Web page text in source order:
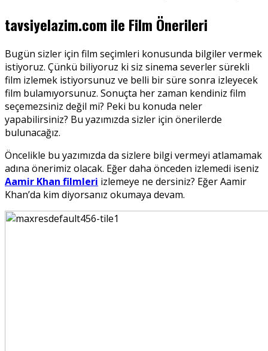
tavsiyelazim.com ile Film Önerileri
Bugün sizler için film seçimleri konusunda bilgiler vermek
istiyoruz. Çünkü biliyoruz ki siz sinema severler sürekli
film izlemek istiyorsunuz ve belli bir süre sonra izleyecek
film bulamıyorsunuz. Sonuçta her zaman kendiniz film
seçemezsiniz değil mi? Peki bu konuda neler
yapabilirsiniz? Bu yazımızda sizler için önerilerde
bulunacağız.
Öncelikle bu yazımızda da sizlere bilgi vermeyi atlamamak
adına önerimiz olacak. Eğer daha önceden izlemedi iseniz
Aamir Khan filmleri izlemeye ne dersiniz? Eğer Aamir
Khan’da kim diyorsanız okumaya devam.